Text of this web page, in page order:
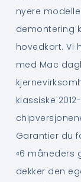
nyere
demontering
hovedkort. Vi
med Mac
klassiske
Garantier du
«6 måneders
dekker den